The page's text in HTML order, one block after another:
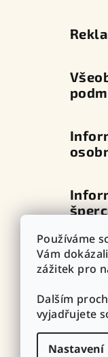
Používáme
Vám
zážitek pro
Dalším
vyjadřujete
Nastavení